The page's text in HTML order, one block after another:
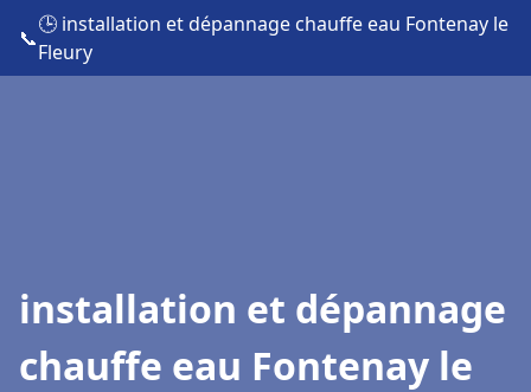
📞
🕒 installation et dépannage chauffe eau Fontenay le
Fleury
installation et dépannage
chauffe eau Fontenay le